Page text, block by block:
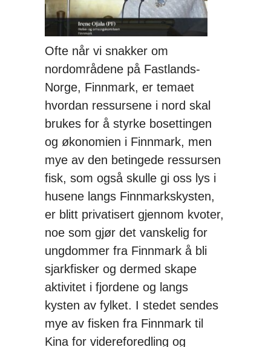
Ofte når vi snakker om
nordområdene på Fastlands-
Norge, Finnmark, er temaet
hvordan ressursene i nord skal
brukes for å styrke bosettingen
og økonomien i Finnmark, men
mye av den betingede ressursen
fisk, som også skulle gi oss lys i
husene langs Finnmarkskysten,
er blitt privatisert gjennom kvoter,
noe som gjør det vanskelig for
ungdommer fra Finnmark å bli
sjarkfisker og dermed skape
aktivitet i fjordene og langs
kysten av fylket. I stedet sendes
mye av fisken fra Finnmark til
Kina for videreforedling og